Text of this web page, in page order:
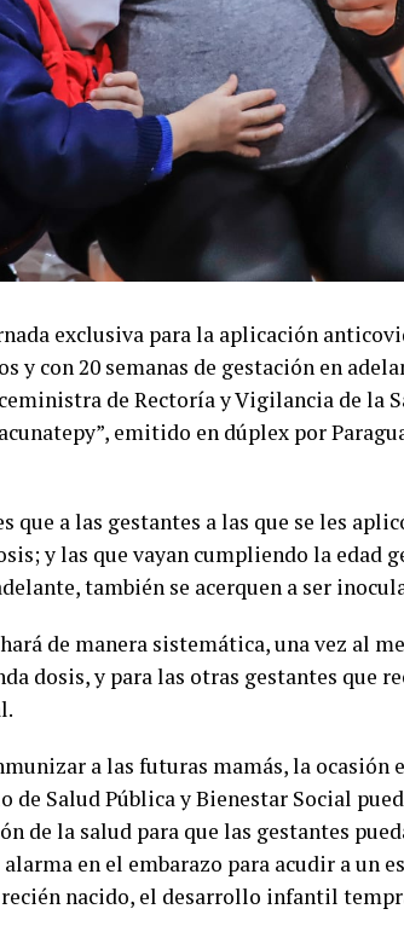
exclusiva para la aplicación
y con 20 semanas de gestación en
de Rectoría y Vigilancia de la
emitido en dúplex por
que a las gestantes a las que se les
y las que vayan cumpliendo la edad
también se acerquen a ser
hará de manera sistemática, una vez al
dosis, y para las otras gestantes que
a las futuras mamás, la ocasión
de Salud Pública y Bienestar Social
de la salud para que las gestantes
en el embarazo para acudir a un
nacido, el desarrollo infantil